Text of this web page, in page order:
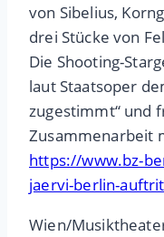
von Sibelius,
drei Stücke von
Die Shooting-
laut Staatsoper
zugestimmt“ und
Zusammenarbeit
https://www.bz-
jaervi-berlin-
Wien/